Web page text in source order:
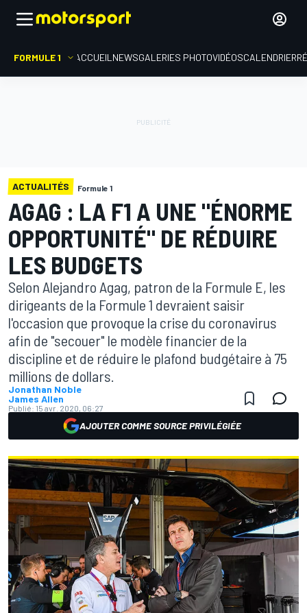
FORMULE 1 ACCUEIL NEWSGALERIES PHOTOVIDÉOSCALENDRIER
ACTUALITÉS Formule 1
AGAG : LA F1 A UNE "ÉNORME
OPPORTUNITÉ" DE RÉDUIRE
LES BUDGETS
Selon Alejandro Agag, patron de la Formule E, les
dirigeants de la Formule 1 devraient saisir
l'occasion que provoque la crise du coronavirus
afin de "secouer" le modèle financier de la
discipline et de réduire le plafond budgétaire à 75
millions de dollars.
Jonathan Noble
James Allen
Publié: 15 avr. 2020, 06:27
AJOUTER COMME SOURCE PRIVILÉGIÉE